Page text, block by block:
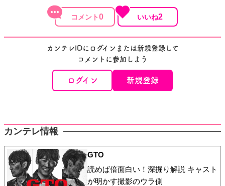
0 2
カンテレIDにログインまたは新規登録して
コメントに参加しよう
ログイン 新規登録
カンテレ情報
GTO
読めば倍面白い！深掘り解説 キャスト
が明かす撮影のウラ側